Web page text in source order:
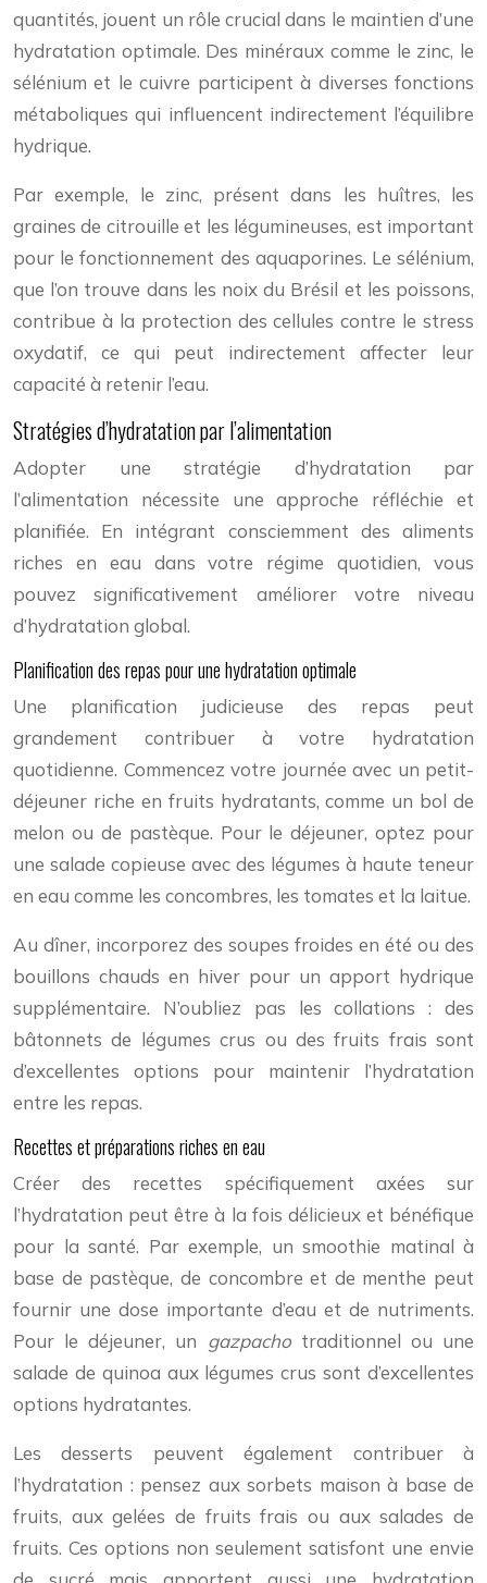
quantités, jouent un rôle crucial dans le maintien d’une
hydratation optimale. Des minéraux comme le zinc, le
sélénium et le cuivre participent à diverses fonctions
métaboliques qui influencent indirectement l’équilibre
hydrique.
Par exemple, le zinc, présent dans les huîtres, les
graines de citrouille et les légumineuses, est important
pour le fonctionnement des aquaporines. Le sélénium,
que l’on trouve dans les noix du Brésil et les poissons,
contribue à la protection des cellules contre le stress
oxydatif, ce qui peut indirectement affecter leur
capacité à retenir l’eau.
Stratégies d’hydratation par l’alimentation
Adopter une stratégie d’hydratation par
l’alimentation nécessite une approche réfléchie et
planifiée. En intégrant consciemment des aliments
riches en eau dans votre régime quotidien, vous
pouvez significativement améliorer votre niveau
d’hydratation global.
Planification des repas pour une hydratation optimale
Une planification judicieuse des repas peut
grandement contribuer à votre hydratation
quotidienne. Commencez votre journée avec un petit-
déjeuner riche en fruits hydratants, comme un bol de
melon ou de pastèque. Pour le déjeuner, optez pour
une salade copieuse avec des légumes à haute teneur
en eau comme les concombres, les tomates et la laitue.
Au dîner, incorporez des soupes froides en été ou des
bouillons chauds en hiver pour un apport hydrique
supplémentaire. N’oubliez pas les collations : des
bâtonnets de légumes crus ou des fruits frais sont
d’excellentes options pour maintenir l’hydratation
entre les repas.
Recettes et préparations riches en eau
Créer des recettes spécifiquement axées sur
l’hydratation peut être à la fois délicieux et bénéfique
pour la santé. Par exemple, un smoothie matinal à
base de pastèque, de concombre et de menthe peut
fournir une dose importante d’eau et de nutriments.
Pour le déjeuner, un gazpacho traditionnel ou une
salade de quinoa aux légumes crus sont d’excellentes
options hydratantes.
Les desserts peuvent également contribuer à
l’hydratation : pensez aux sorbets maison à base de
fruits, aux gelées de fruits frais ou aux salades de
fruits. Ces options non seulement satisfont une envie